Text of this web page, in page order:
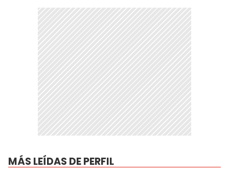
MÁS LEÍDAS DE PERFIL